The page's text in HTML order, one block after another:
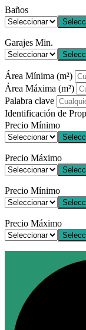
Baños
Garajes Min.
Área Mínima (m²)
Área Máxima (m²)
Palabra clave
Identificación de
Precio Mínimo
Precio Máximo
Precio Mínimo
Precio Máximo